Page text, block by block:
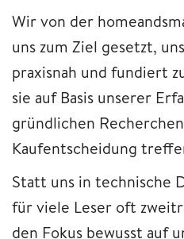
Wir von der
uns zum Ziel gesetzt,
praxisnah und fundiert
sie auf Basis unserer
gründlichen
Kaufentscheidung
Statt uns in technische
für viele Leser oft
den Fokus bewusst auf